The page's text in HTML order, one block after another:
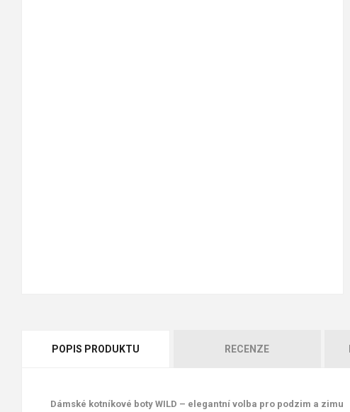
POPIS PRODUKTU RECENZE
Dámské kotníkové boty WILD – elegantní volba pro podzim a zimu